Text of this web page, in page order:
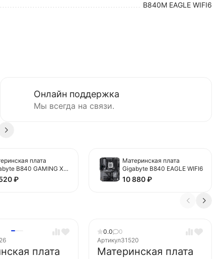
B840M EAGLE WIFI6
Онлайн поддержка
Мы всегда на связи.
плата
B840 GAMING X
₽
Материнская плата
Gigabyte B840 EAGLE WIFI6
10 880₽
плата
0.0
0
Артикул31520
Материнская плата